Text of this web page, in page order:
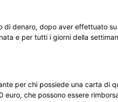
di denaro, dopo aver effettuato su
e per tutti i giorni della
per chi possiede una carta di
euro, che possono essere